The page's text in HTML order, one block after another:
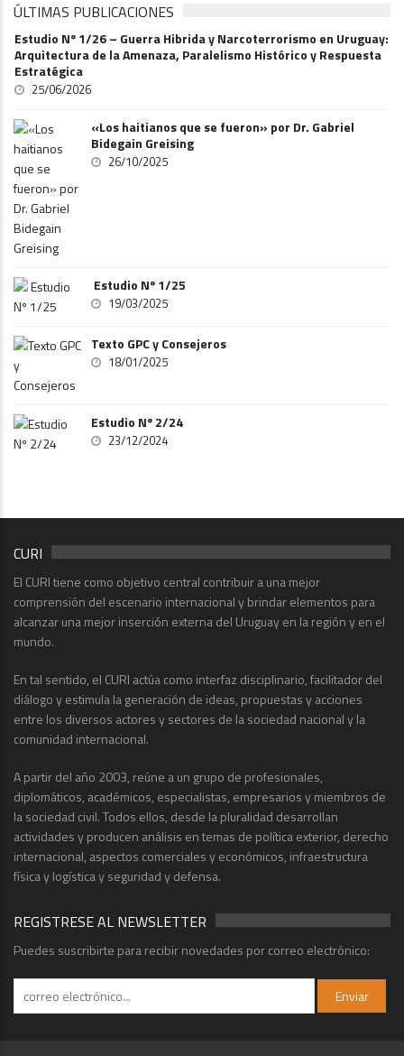
ÚLTIMAS PUBLICACIONES
Estudio Nº 1/26 – Guerra Hibrida y Narcoterrorismo en Uruguay:
Arquitectura de la Amenaza, Paralelismo Histórico y Respuesta
Estratégica
25/06/2026
«Los haitianos que se fueron» por Dr. Gabriel
Bidegain Greising
26/10/2025
Estudio Nº 1/25
19/03/2025
Texto GPC y Consejeros
18/01/2025
Estudio Nº 2/24
23/12/2024
CURI
El CURI tiene como objetivo central contribuir a una mejor
comprensión del escenario internacional y brindar elementos para
alcanzar una mejor inserción externa del Uruguay en la región y en el
mundo.
En tal sentido, el CURI actúa como interfaz disciplinario, facilitador del
diálogo y estimula la generación de ideas, propuestas y acciones
entre los diversos actores y sectores de la sociedad nacional y la
comunidad internacional.
A partir del año 2003, reúne a un grupo de profesionales,
diplomáticos, académicos, especialistas, empresarios y miembros de
la sociedad civil. Todos ellos, desde la pluralidad desarrollan
actividades y producen análisis en temas de política exterior, derecho
internacional, aspectos comerciales y económicos, infraestructura
física y logística y seguridad y defensa.
REGISTRESE AL NEWSLETTER
Puedes suscribirte para recibir novedades por correo electrónico: